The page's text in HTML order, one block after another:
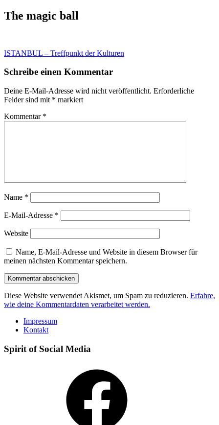
The magic ball
Beitragsnavigation
ISTANBUL – Treffpunkt der Kulturen
Schreibe einen Kommentar
Deine E-Mail-Adresse wird nicht veröffentlicht. Erforderliche
Felder sind mit * markiert
Kommentar *
Name *
E-Mail-Adresse *
Website
Name, E-Mail-Adresse und Website in diesem Browser für
meinen nächsten Kommentar speichern.
Diese Website verwendet Akismet, um Spam zu reduzieren. Erfahre,
wie deine Kommentardaten verarbeitet werden.
Impressum
Kontakt
Spirit of Social Media